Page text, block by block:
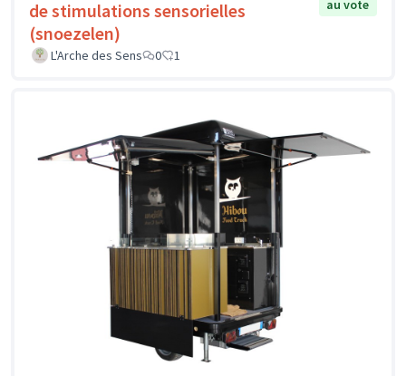
de stimulations sensorielles
(snoezelen)
au vote
L'Arche des Sens 0 1